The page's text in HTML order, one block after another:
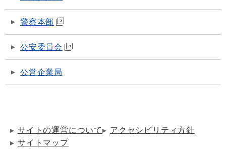
警察本部
公安委員会
公営企業局
サイトの運営について
アクセシビリティ方針
サイトマップ